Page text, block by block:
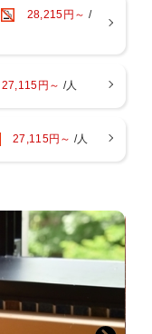
和食会席』
制でのご案内
となります。
お客様はホテル
す。
前までとなりま
やご懐妊中の食材変
28,215円～ /
27,115円～ /人
27,115円～ /人